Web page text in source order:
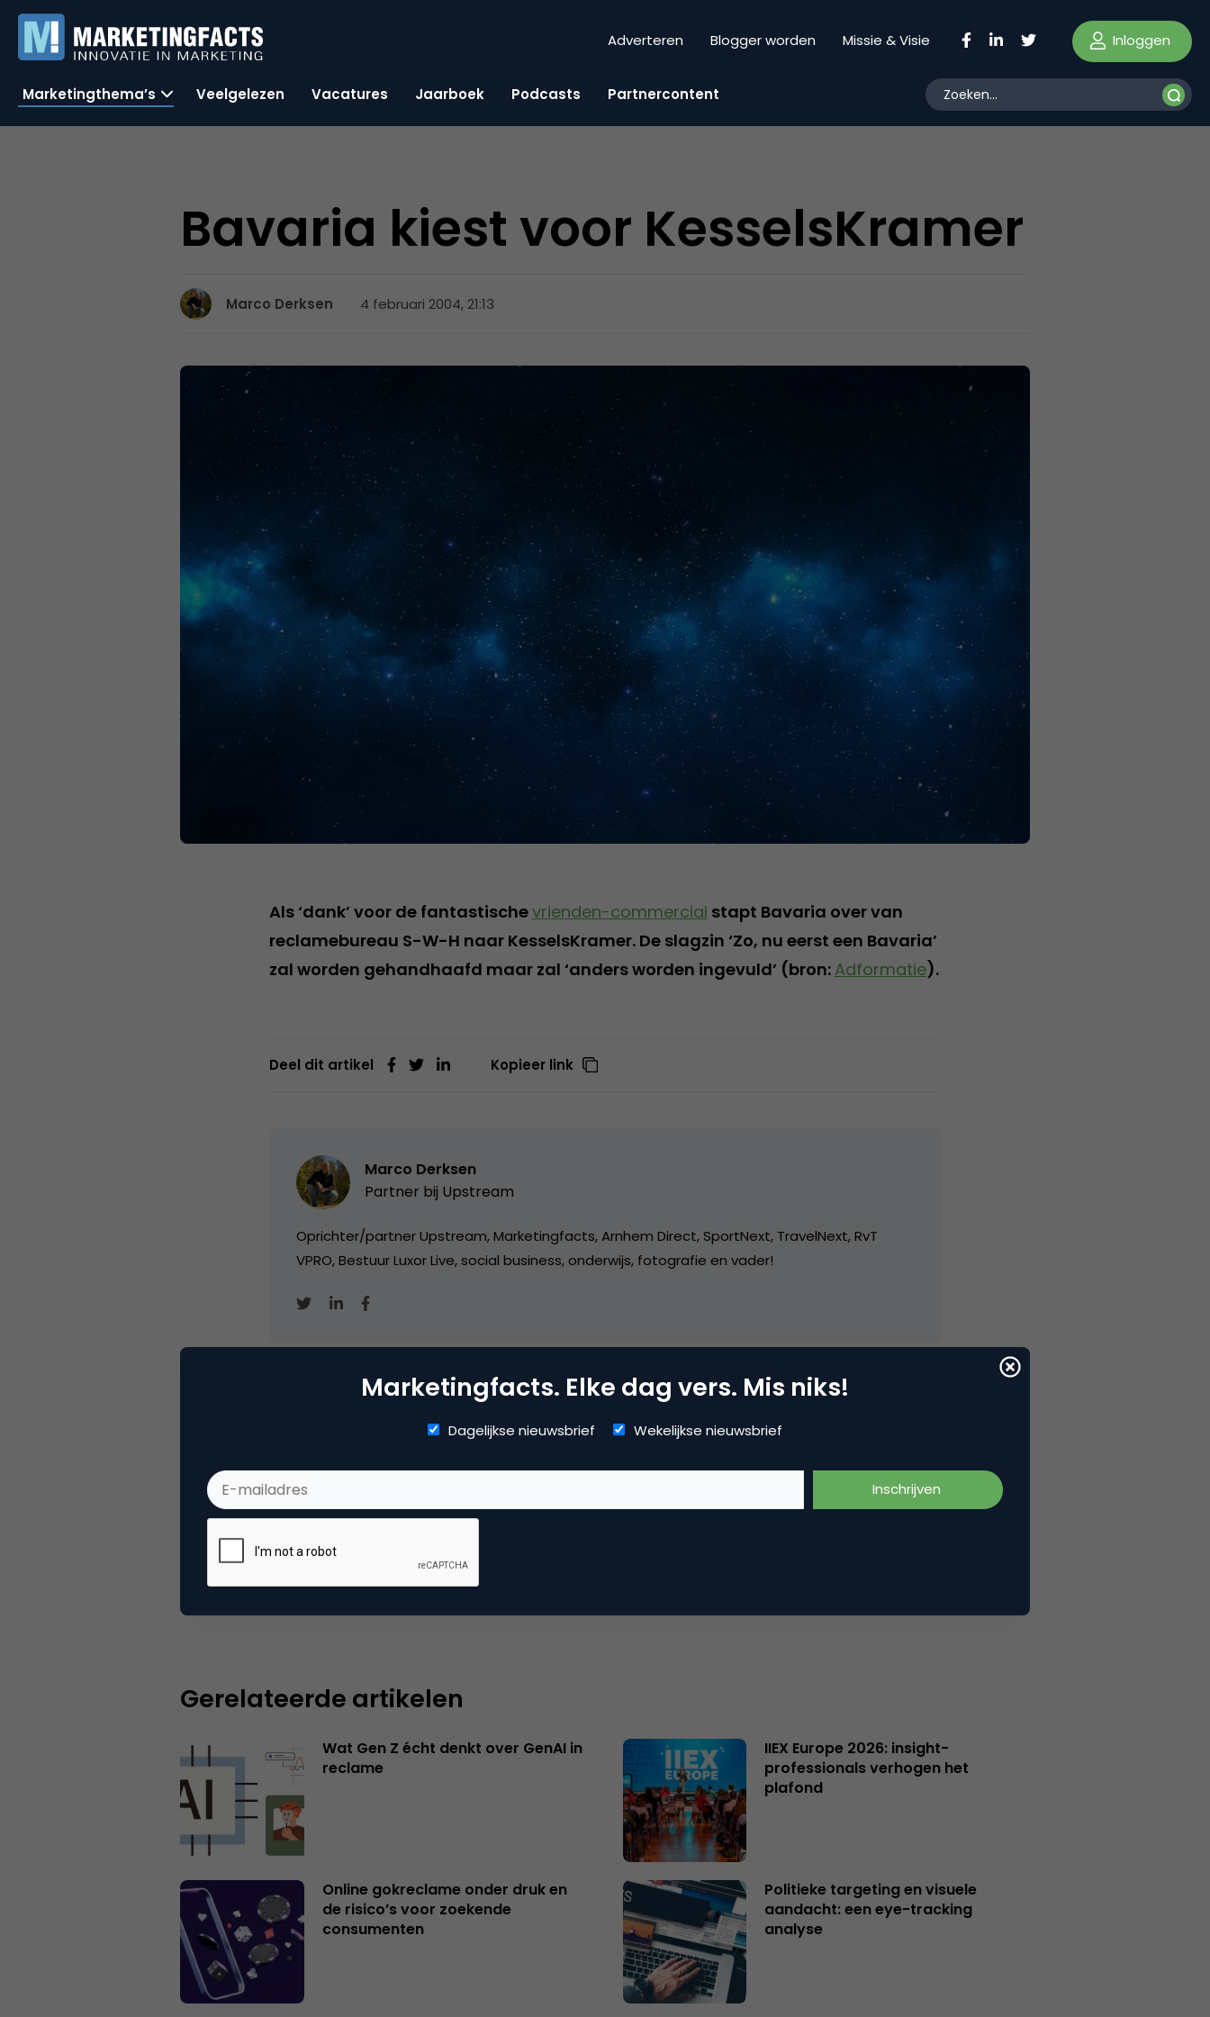
Adverteren Blogger worden Missie & Visie Inloggen
Marketingthema’s Veelgelezen Vacatures Jaarboek Podcasts Partnercontent
Bavaria kiest voor KesselsKramer
Marco Derksen 4 februari 2004, 21:13
Als ‘dank’ voor de fantastischevrienden-commercial stapt Bavaria over van
reclamebureau S-W-H naar KesselsKramer. De slagzin ‘Zo, nu eerst een Bavaria’
zal worden gehandhaafd maar zal ‘anders worden ingevuld’ (bron: Adformatie).
Deel dit artikel Kopieer link
Marco Derksen
Partner bij Upstream
Oprichter/partner Upstream, Marketingfacts, Arnhem Direct, SportNext, TravelNext, RvT
VPRO, Bestuur Luxor Live, social business, onderwijs, fotografie en vader!
Plaats reactie
Gerelateerde artikelen
Wat Gen Z écht denkt over GenAI in
reclame
IIEX Europe 2026: insight-
professionals verhogen het
plafond
Online gokreclame onder druk en
de risico’s voor zoekende
consumenten
Politieke targeting en visuele
aandacht: een eye-tracking
analyse
Marketingfacts. Elke dag vers. Mis niks!
Dagelijkse nieuwsbrief Wekelijkse nieuwsbrief